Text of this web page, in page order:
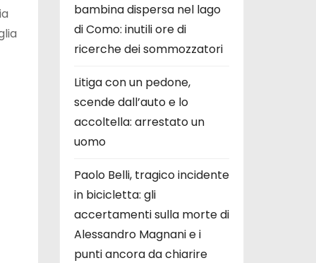
bambina dispersa nel lago
di Como: inutili ore di
ricerche dei sommozzatori
Litiga con un pedone,
scende dall’auto e lo
accoltella: arrestato un
uomo
Paolo Belli, tragico incidente
in bicicletta: gli
accertamenti sulla morte di
Alessandro Magnani e i
punti ancora da chiarire